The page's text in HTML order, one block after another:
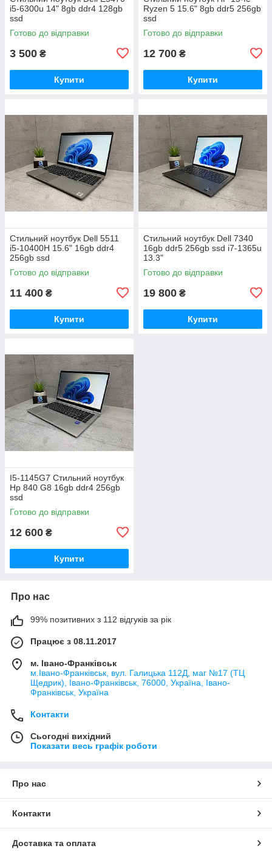
i5-6300u 14" 8gb ddr4 128gb
ssd
Готово до відправки
3 500 ₴
Купити
Ryzen 5 15.6" 8gb ddr5 256gb
ssd
Готово до відправки
12 700 ₴
Купити
Стильний ноутбук Dell 5511
i5-10400H 15.6" 16gb ddr4
256gb ssd
Готово до відправки
11 400 ₴
Купити
Стильний ноутбук Dell 7340
16gb ddr5 256gb ssd i7-1365u
13.3"
Готово до відправки
19 800 ₴
Купити
I5-1145G7 Стильний ноутбук
Hp 840 G8 16gb ddr4 256gb
ssd
Готово до відправки
12 600 ₴
Купити
Про нас
99% позитивних з 112 відгуків за рік
Працює з 08.11.2017
м. Івано-Франківськ
м.Івано-Франківськ, вул. Галицька 112Д, маг №17 (ТЦ
Щедрик), Івано-Франківськ, 76000, Україна, Івано-
Франківськ, Україна
Контакти
Сьогодні вихідний
Показати весь графік роботи
Про нас
Контакти
Доставка та оплата